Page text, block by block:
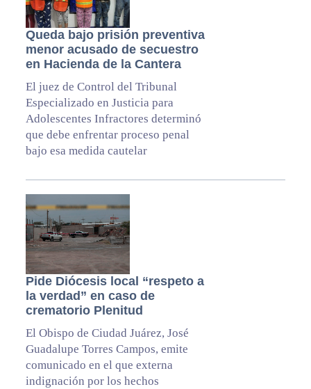
Queda bajo prisión preventiva
menor acusado de secuestro
en Hacienda de la Cantera
El juez de Control del Tribunal
Especializado en Justicia para
Adolescentes Infractores determinó
que debe enfrentar proceso penal
bajo esa medida cautelar
Pide Diócesis local “respeto a
la verdad” en caso de
crematorio Plenitud
El Obispo de Ciudad Juárez, José
Guadalupe Torres Campos, emite
comunicado en el que externa
indignación por los hechos